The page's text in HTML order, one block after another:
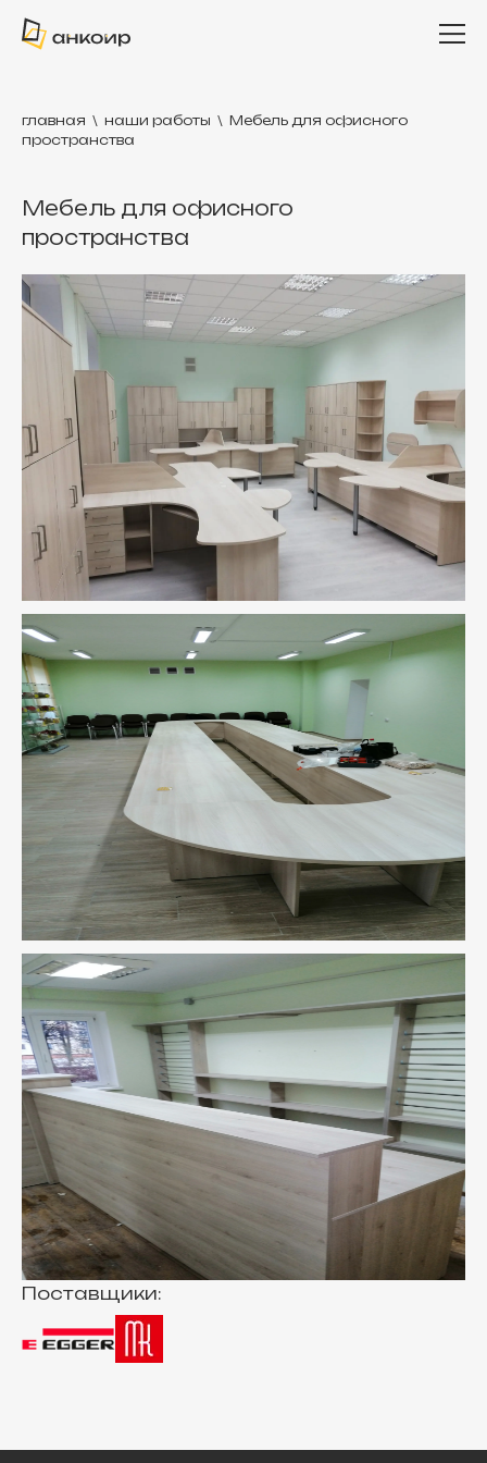
главная \ наши работы \ Мебель для офисного
пространства
Мебель для офисного
пространства
Поставщики: